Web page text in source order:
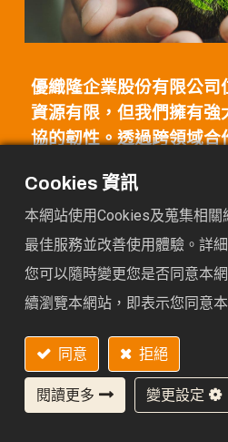
優織隆企業股份有限公司
資源有限，但我們擁有強
協的韌性。透過跨領域合
我們致力於將台灣的永續
球市場。我們相信創新、
司邁向下一里程碑，成為
企業
謝煥麒
執行副總裁
Cookies 資訊
本網站使用Cookies及蒐集相
最佳服務並改善使用體驗。詳
您可以隨時變更您是否同意本
續瀏覽本網站，即表示您同意
同意 拒絕
閱讀更多 變更設定